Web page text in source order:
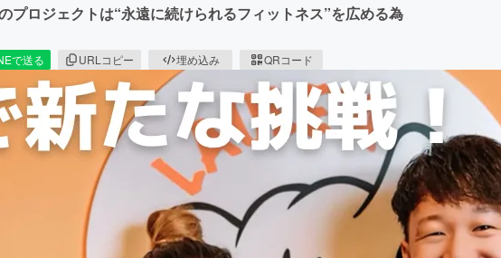
プロジェクトは“永遠に続けられるフィットネス”を広める為
で送る URLコピー 埋め込み QRコード